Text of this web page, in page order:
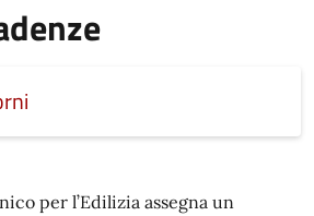
per l’Edilizia assegna un